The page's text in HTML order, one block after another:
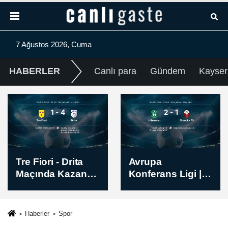
7 Ağustos 2026, Cuma
HABERLER Canlı para Gündem
Avrupa
Konferans Ligi |
Sonucu: 2-1
Partizan - Tobol
Mücadelesi Sona
Haberler Spor